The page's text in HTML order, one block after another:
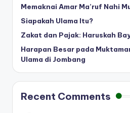
Memaknai Amar Ma’ruf Nahi
Siapakah Ulama Itu?
Zakat dan Pajak: Haruskah
Harapan Besar pada
Ulama di Jombang
Recent Comments